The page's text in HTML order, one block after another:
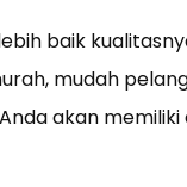
baik
mudah
akan